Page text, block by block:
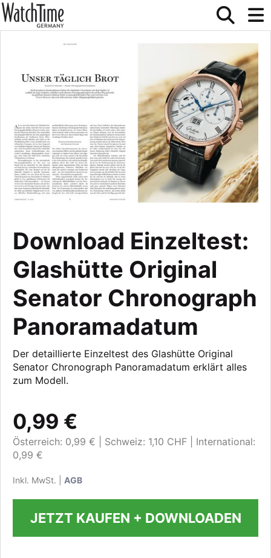
Download Einzeltest:
Glashütte Original
Senator Chronograph
Panoramadatum
Der detaillierte Einzeltest des Glashütte Original
Senator Chronograph Panoramadatum erklärt alles
zum Modell.
0,99 €
Österreich: 0,99 € Schweiz: 1,10 CHF
International:
0,99 €
Inkl. MwSt. | AGB
JETZT KAUFEN + DOWNLOADEN